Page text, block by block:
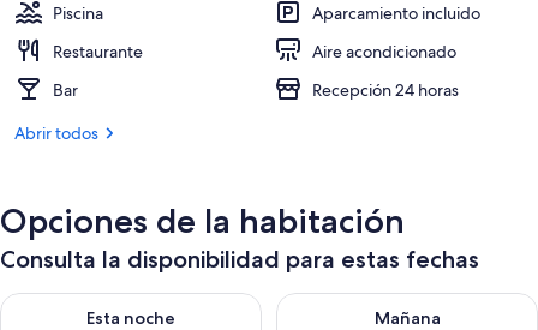
Una piscina al aire libre (de 09:00 a
Piscina
Aparcamiento incluido
Restaurante
Aire acondicionado
Bar
Recepción 24 horas
Abrir todos
Opciones de la habitación
Consulta la disponibilidad para estas fechas
Esta noche
Consulta la disponibilidad para esta noche, ago 10 - ago 11
Mañana
Consulta la disponibilidad